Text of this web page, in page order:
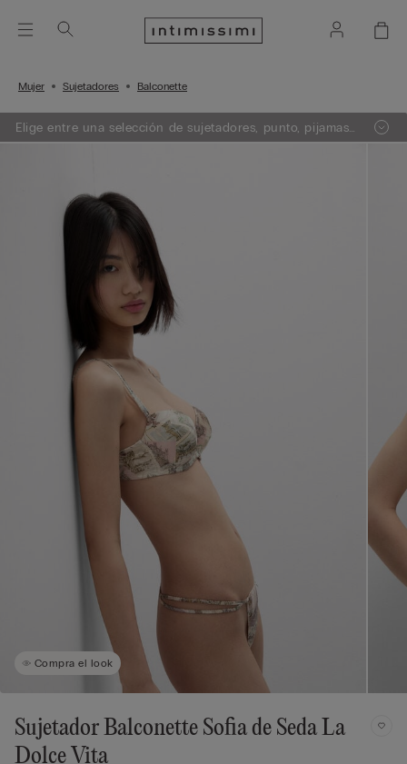
Mujer Sujetadores Balconette
Elige entre una selección de sujetadores, punto, pijamas
y lencería. Añade 3 artículos a tu carrito y obtén un 50%
Compra el look
Sujetador Balconette Sofia de Seda La
Dolce Vita